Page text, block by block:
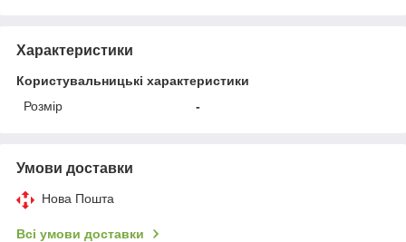
Характеристики
Користувальницькі характеристики
Розмір
-
Умови доставки
Нова Пошта
Всі умови доставки